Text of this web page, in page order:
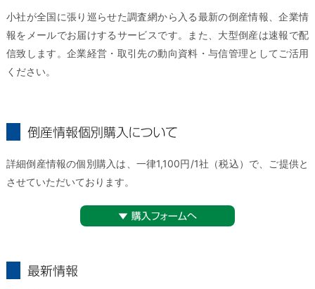
小社が全国に張り巡らせた調査網から入る最新の倒産情報、企業情
報をメールでお届けするサービスです。また、大型倒産は速報で配
信致します。企業経営・取引先の動向資料・与信管理としてご活用
ください。
詳細倒産情報の個別購入は、一律1,100円/1社（税込）で、ご提供と
させていただいております。